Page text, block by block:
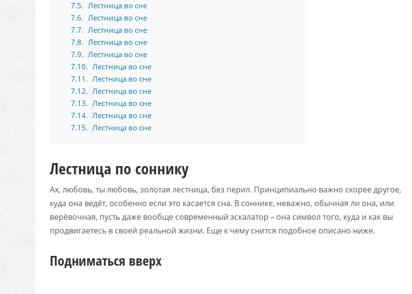
7.5
Лестница во сне
7.6
Лестница во сне
7.7
Лестница во сне
7.8
Лестница во сне
7.9
Лестница во сне
7.10
Лестница во сне
7.11
Лестница во сне
7.12
Лестница во сне
7.13
Лестница во сне
7.14
Лестница во сне
7.15
Лестница во сне
Лестница по соннику
Ах, любовь, ты любовь, золотая лестница, без перил. Принципиально важно скорее другое,
куда она ведёт, особенно если это касается сна. В соннике, неважно, обычная ли она, или
верёвочная, пусть даже вообще современный эскалатор – она символ того, куда и как вы
продвигаетесь в своей реальной жизни. Еще к чему снится подобное описано ниже.
Подниматься вверх